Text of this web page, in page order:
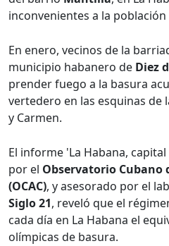
inconvenientes a la población
En enero, vecinos de la
municipio habanero de Diez
prender fuego a la basura
vertedero en las esquinas de
y Carmen.
El informe 'La Habana,
por el Observatorio Cubano
(OCAC), y asesorado por el
Siglo 21, reveló que el
cada día en La Habana el
olímpicas de basura.